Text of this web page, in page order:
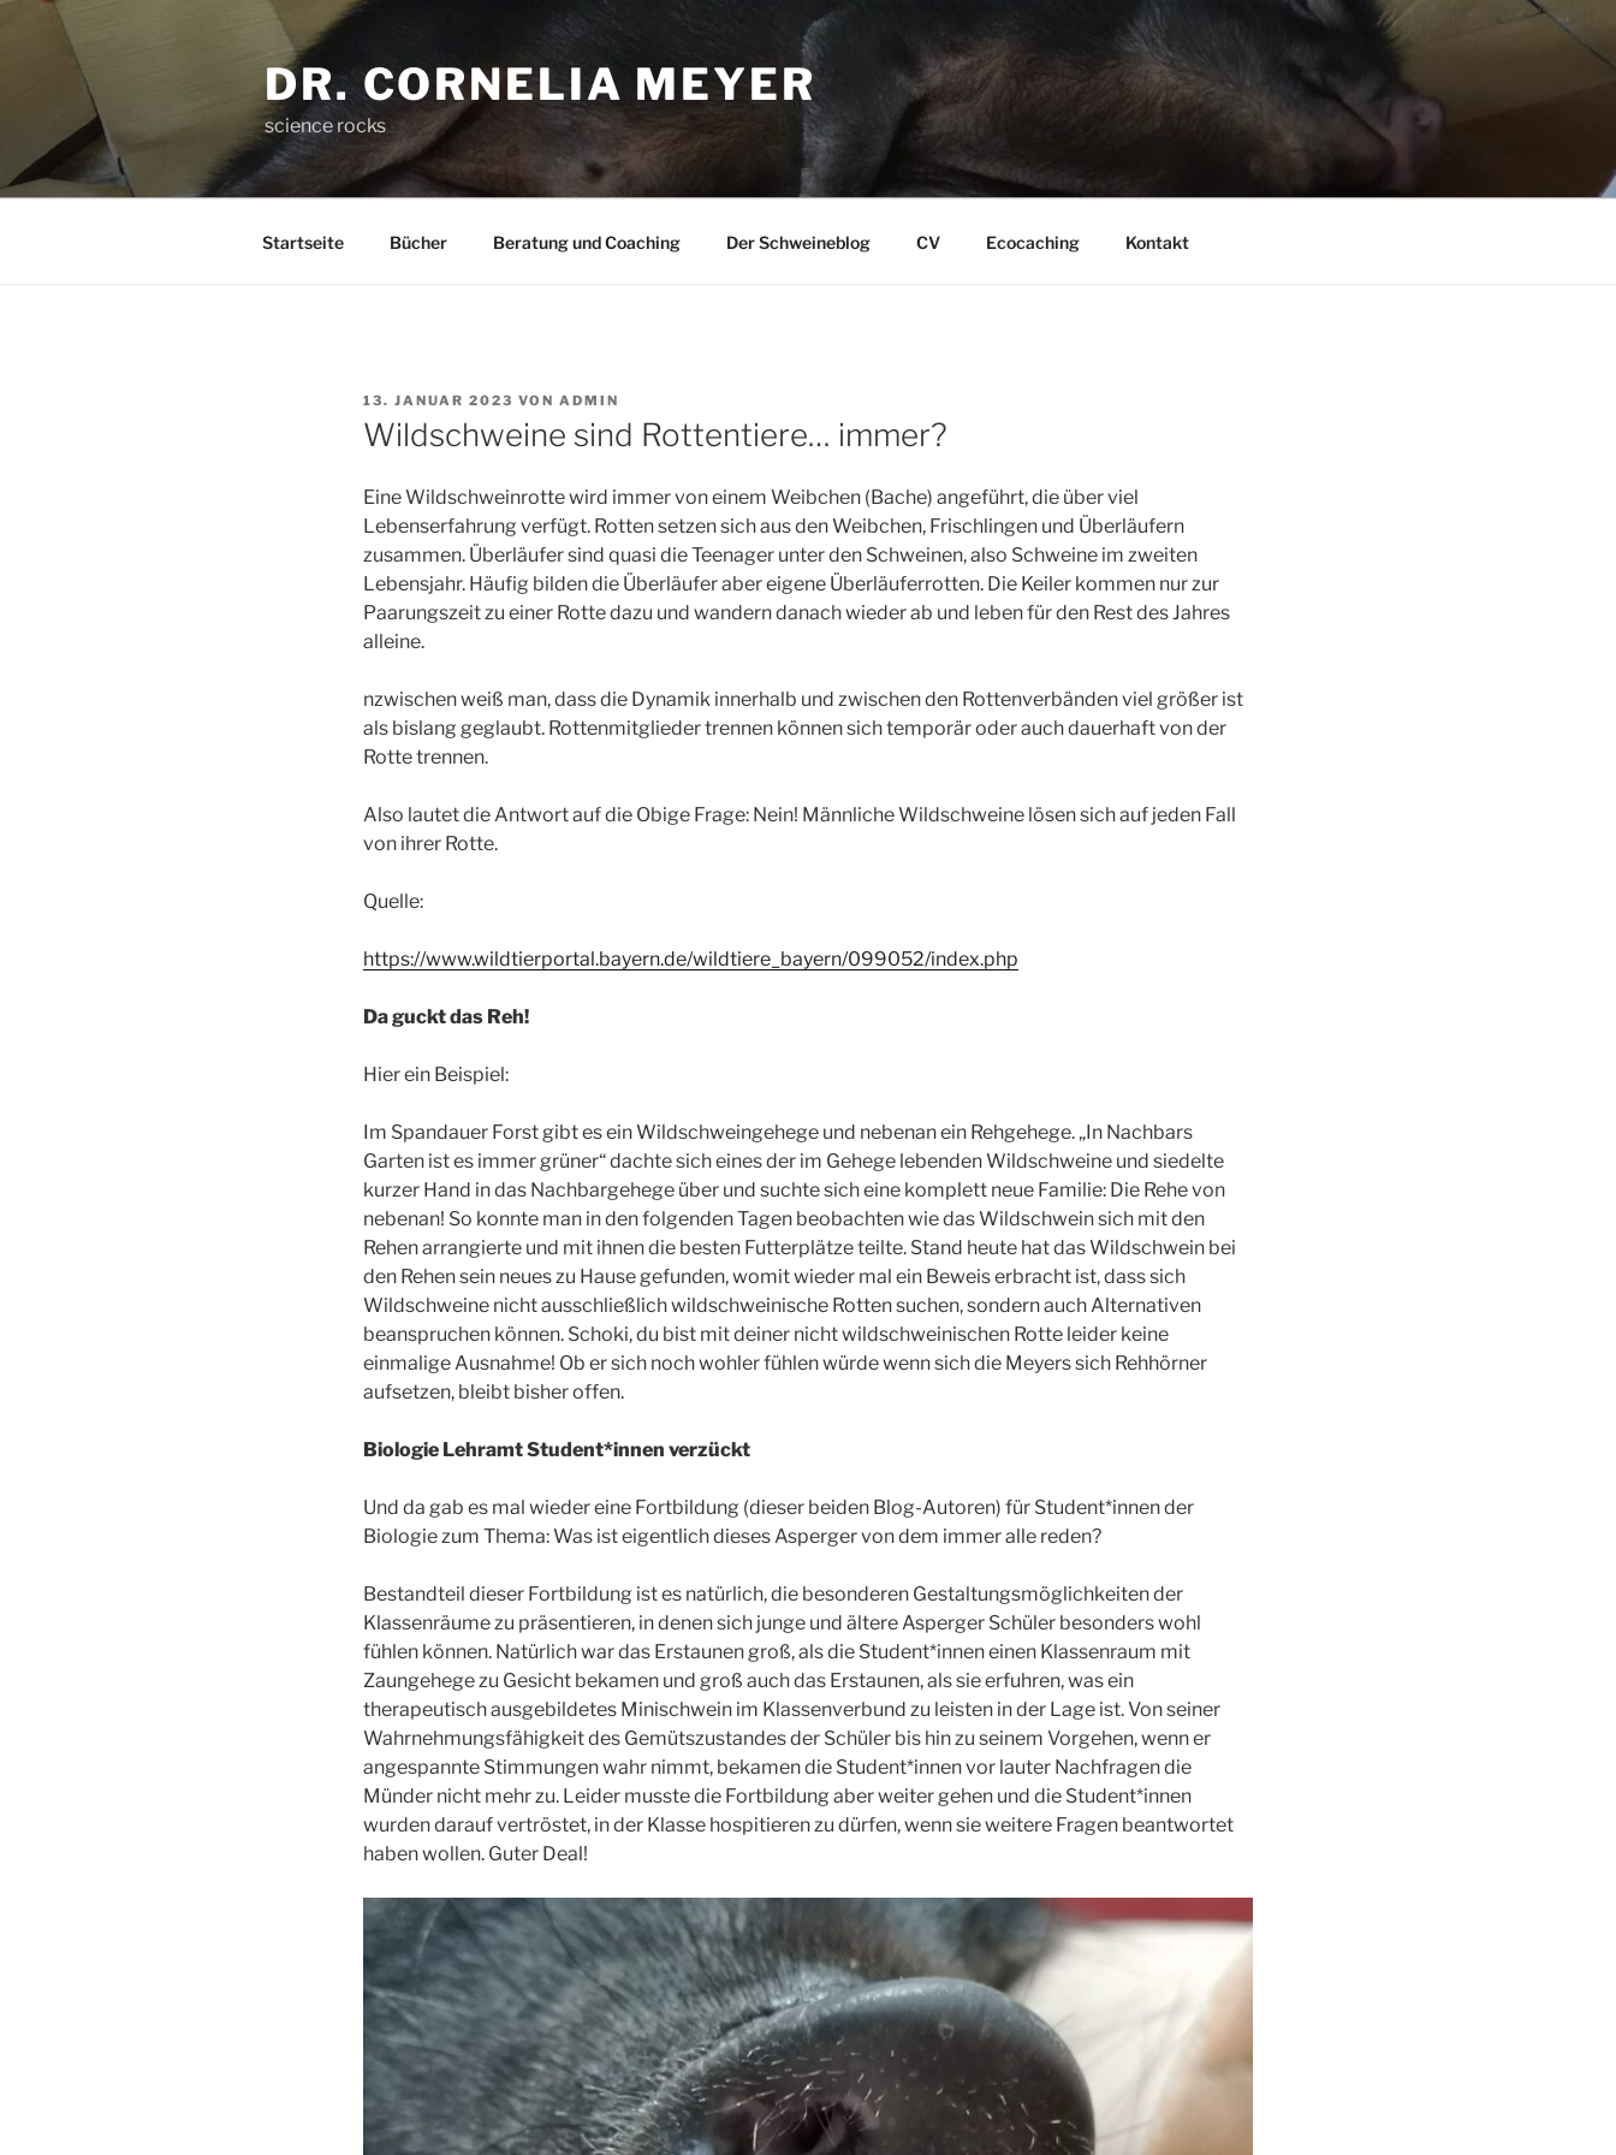
DR. CORNELIA MEYER
science rocks
Startseite Bücher Beratung und Coaching Der Schweineblog CV Ecocaching Kontakt
VERÖFFENTLICHT
AM
13. JANUAR 2023 VON ADMIN
Wildschweine sind Rottentiere… immer?
Eine Wildschweinrotte wird immer von einem Weibchen (Bache) angeführt, die über viel
Lebenserfahrung verfügt. Rotten setzen sich aus den Weibchen, Frischlingen und Überläufern
zusammen. Überläufer sind quasi die Teenager unter den Schweinen, also Schweine im zweiten
Lebensjahr. Häufig bilden die Überläufer aber eigene Überläuferrotten. Die Keiler kommen nur zur
Paarungszeit zu einer Rotte dazu und wandern danach wieder ab und leben für den Rest des Jahres
alleine.
nzwischen weiß man, dass die Dynamik innerhalb und zwischen den Rottenverbänden viel größer ist
als bislang geglaubt. Rottenmitglieder trennen können sich temporär oder auch dauerhaft von der
Rotte trennen.
Also lautet die Antwort auf die Obige Frage: Nein! Männliche Wildschweine lösen sich auf jeden Fall
von ihrer Rotte.
Quelle:
https://www.wildtierportal.bayern.de/wildtiere_bayern/099052/index.php
Da guckt das Reh!
Hier ein Beispiel:
Im Spandauer Forst gibt es ein Wildschweingehege und nebenan ein Rehgehege. „In Nachbars
Garten ist es immer grüner“ dachte sich eines der im Gehege lebenden Wildschweine und siedelte
kurzer Hand in das Nachbargehege über und suchte sich eine komplett neue Familie: Die Rehe von
nebenan! So konnte man in den folgenden Tagen beobachten wie das Wildschwein sich mit den
Rehen arrangierte und mit ihnen die besten Futterplätze teilte. Stand heute hat das Wildschwein bei
den Rehen sein neues zu Hause gefunden, womit wieder mal ein Beweis erbracht ist, dass sich
Wildschweine nicht ausschließlich wildschweinische Rotten suchen, sondern auch Alternativen
beanspruchen können. Schoki, du bist mit deiner nicht wildschweinischen Rotte leider keine
einmalige Ausnahme! Ob er sich noch wohler fühlen würde wenn sich die Meyers sich Rehhörner
aufsetzen, bleibt bisher offen.
Biologie Lehramt Student*innen verzückt
Und da gab es mal wieder eine Fortbildung (dieser beiden Blog-Autoren) für Student*innen der
Biologie zum Thema: Was ist eigentlich dieses Asperger von dem immer alle reden?
Bestandteil dieser Fortbildung ist es natürlich, die besonderen Gestaltungsmöglichkeiten der
Klassenräume zu präsentieren, in denen sich junge und ältere Asperger Schüler besonders wohl
fühlen können. Natürlich war das Erstaunen groß, als die Student*innen einen Klassenraum mit
Zaungehege zu Gesicht bekamen und groß auch das Erstaunen, als sie erfuhren, was ein
therapeutisch ausgebildetes Minischwein im Klassenverbund zu leisten in der Lage ist. Von seiner
Wahrnehmungsfähigkeit des Gemütszustandes der Schüler bis hin zu seinem Vorgehen, wenn er
angespannte Stimmungen wahr nimmt, bekamen die Student*innen vor lauter Nachfragen die
Münder nicht mehr zu. Leider musste die Fortbildung aber weiter gehen und die Student*innen
wurden darauf vertröstet, in der Klasse hospitieren zu dürfen, wenn sie weitere Fragen beantwortet
haben wollen. Guter Deal!